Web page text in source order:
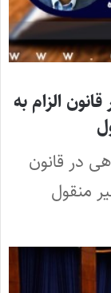
الزام به
در قانون
منقول